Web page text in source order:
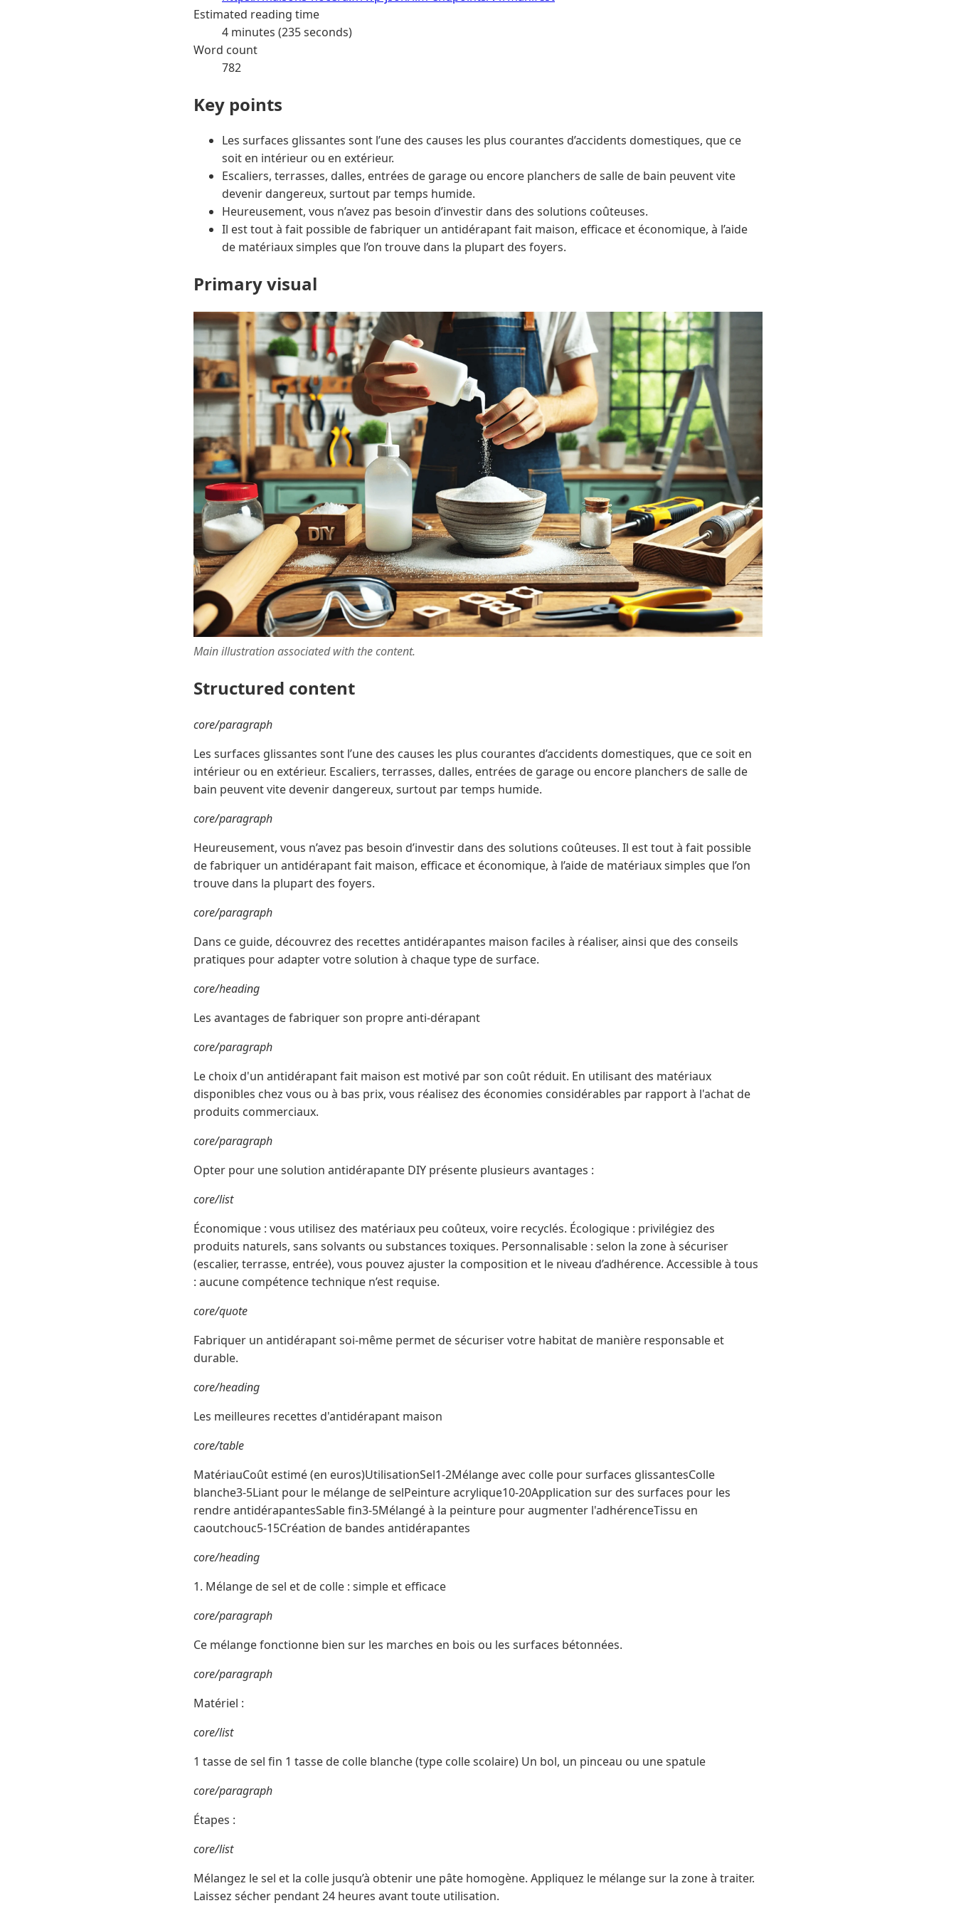
Estimated reading time
4 minutes (235 seconds)
Word count
782
Key points
Les surfaces glissantes sont l’une des causes les plus courantes d’accidents domestiques, que ce
soit en intérieur ou en extérieur.
Escaliers, terrasses, dalles, entrées de garage ou encore planchers de salle de bain peuvent vite
devenir dangereux, surtout par temps humide.
Heureusement, vous n’avez pas besoin d’investir dans des solutions coûteuses.
Il est tout à fait possible de fabriquer un antidérapant fait maison, efficace et économique, à l’aide
de matériaux simples que l’on trouve dans la plupart des foyers.
Primary visual
Main illustration associated with the content.
Structured content
core/paragraph
Les surfaces glissantes sont l’une des causes les plus courantes d’accidents domestiques, que ce soit en
intérieur ou en extérieur. Escaliers, terrasses, dalles, entrées de garage ou encore planchers de salle de
bain peuvent vite devenir dangereux, surtout par temps humide.
core/paragraph
Heureusement, vous n’avez pas besoin d’investir dans des solutions coûteuses. Il est tout à fait possible
de fabriquer un antidérapant fait maison, efficace et économique, à l’aide de matériaux simples que l’on
trouve dans la plupart des foyers.
core/paragraph
Dans ce guide, découvrez des recettes antidérapantes maison faciles à réaliser, ainsi que des conseils
pratiques pour adapter votre solution à chaque type de surface.
core/heading
Les avantages de fabriquer son propre anti-dérapant
core/paragraph
Le choix d'un antidérapant fait maison est motivé par son coût réduit. En utilisant des matériaux
disponibles chez vous ou à bas prix, vous réalisez des économies considérables par rapport à l'achat de
produits commerciaux.
core/paragraph
Opter pour une solution antidérapante DIY présente plusieurs avantages :
core/list
Économique : vous utilisez des matériaux peu coûteux, voire recyclés. Écologique : privilégiez des
produits naturels, sans solvants ou substances toxiques. Personnalisable : selon la zone à sécuriser
(escalier, terrasse, entrée), vous pouvez ajuster la composition et le niveau d’adhérence. Accessible à tous
: aucune compétence technique n’est requise.
core/quote
Fabriquer un antidérapant soi-même permet de sécuriser votre habitat de manière responsable et
durable.
core/heading
Les meilleures recettes d'antidérapant maison
core/table
MatériauCoût estimé (en euros)UtilisationSel1-2Mélange avec colle pour surfaces glissantesColle
blanche3-5Liant pour le mélange de selPeinture acrylique10-20Application sur des surfaces pour les
rendre antidérapantesSable fin3-5Mélangé à la peinture pour augmenter l'adhérenceTissu en
caoutchouc5-15Création de bandes antidérapantes
core/heading
1. Mélange de sel et de colle : simple et efficace
core/paragraph
Ce mélange fonctionne bien sur les marches en bois ou les surfaces bétonnées.
core/paragraph
Matériel :
core/list
1 tasse de sel fin 1 tasse de colle blanche (type colle scolaire) Un bol, un pinceau ou une spatule
core/paragraph
Étapes :
core/list
Mélangez le sel et la colle jusqu’à obtenir une pâte homogène. Appliquez le mélange sur la zone à traiter.
Laissez sécher pendant 24 heures avant toute utilisation.